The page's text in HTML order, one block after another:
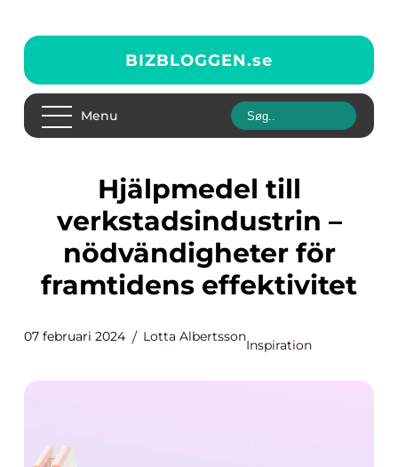
BIZBLOGGEN.se
Menu
Hjälpmedel till
verkstadsindustrin –
nödvändigheter för
framtidens effektivitet
07 februari 2024 Lotta Albertsson
Inspiration